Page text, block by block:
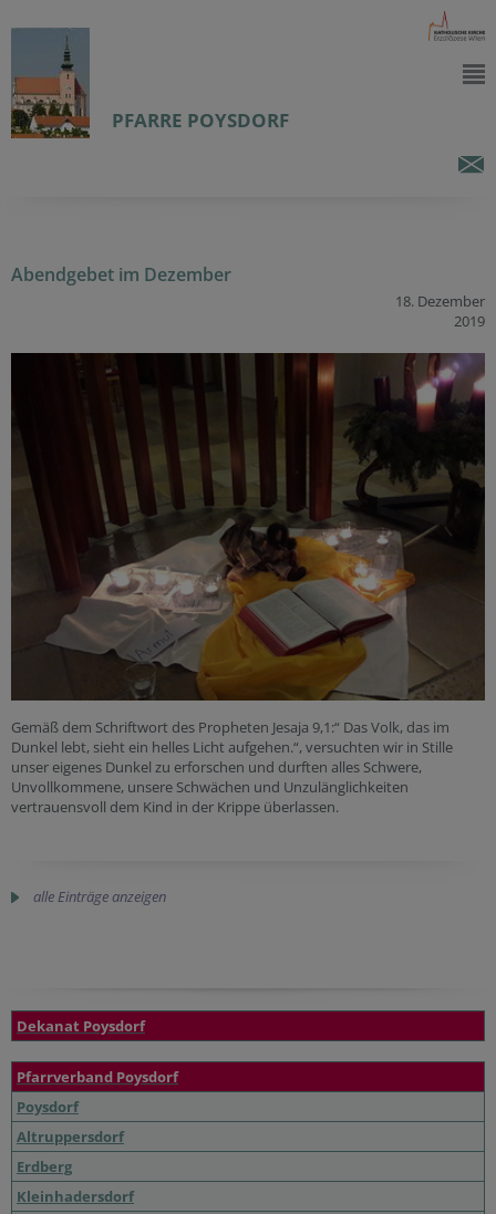
PFARRE POYSDORF
Abendgebet im Dezember
18. Dezember
2019
Gemäß dem Schriftwort des Propheten Jesaja 9,1:“ Das Volk, das im
Dunkel lebt, sieht ein helles Licht aufgehen.“, versuchten wir in Stille
unser eigenes Dunkel zu erforschen und durften alles Schwere,
Unvollkommene, unsere Schwächen und Unzulänglichkeiten
vertrauensvoll dem Kind in der Krippe überlassen.
alle Einträge anzeigen
Dekanat Poysdorf
Pfarrverband Poysdorf
Poysdorf
Altruppersdorf
Erdberg
Kleinhadersdorf